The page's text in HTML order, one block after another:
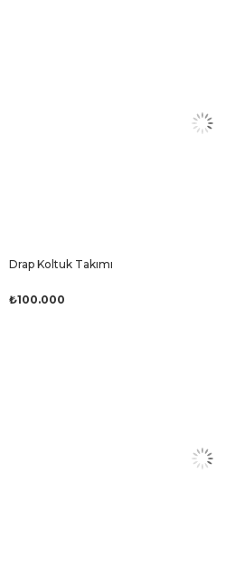
Drap Koltuk Takımı
₺100.000